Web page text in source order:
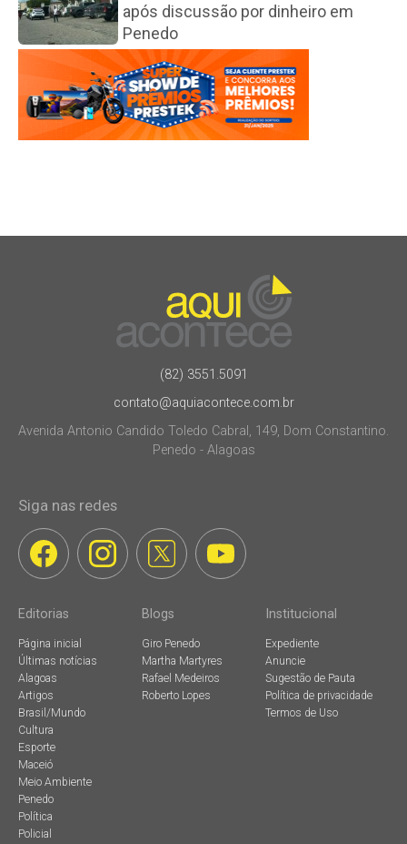
após discussão por dinheiro em
Penedo
(82) 3551.5091
contato@aquiacontece.com.br
Avenida Antonio Candido Toledo Cabral, 149, Dom Constantino.
Penedo - Alagoas
Siga nas redes
Editorias
Página inicial
Últimas notícias
Alagoas
Artigos
Brasil/Mundo
Cultura
Esporte
Maceió
Meio Ambiente
Penedo
Política
Policial
Blogs
Giro Penedo
Martha Martyres
Rafael Medeiros
Roberto Lopes
Institucional
Expediente
Anuncie
Sugestão de Pauta
Política de privacidade
Termos de Uso